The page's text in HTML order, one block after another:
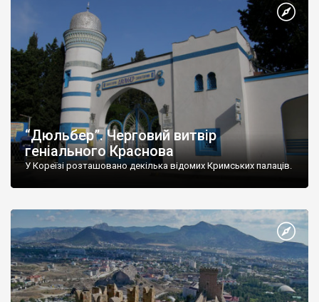
“Дюльбер”. Черговий витвір
геніального Краснова
У Кореїзі розташовано декілька відомих Кримських палаців.